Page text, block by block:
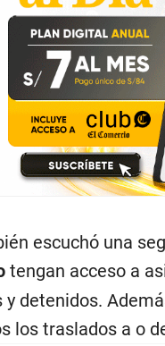
escuchó una
tengan acceso a
y detenidos.
los traslados a o